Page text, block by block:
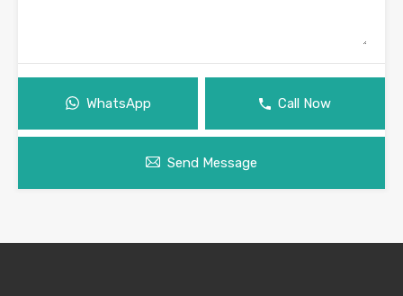
WhatsApp Call Now
Send Message